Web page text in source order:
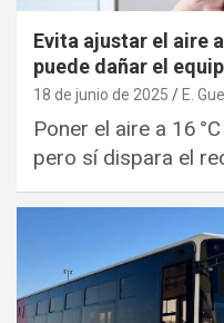
Evita ajustar el aire
puede dañar el
18 de junio de 2025 E.
Poner el aire a 16
pero sí dispara el